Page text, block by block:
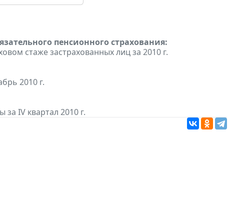
пенсионного страхования:
стаже застрахованных лиц за 2010 г.
2010 г.
за IV квартал 2010 г.